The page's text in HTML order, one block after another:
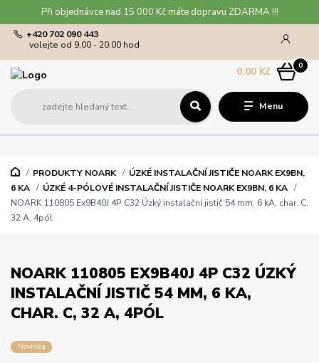
Při objednávce nad 15 000 Kč máte dopravu ZDARMA !!!
Menu
+420 702 090 443
volejte od 9,00 - 20,00 hod
0
0,00 Kč
PRODUKTY NOARK
ÚZKÉ INSTALAČNÍ JISTIČE NOARK EX9BN,
6 KA
ÚZKÉ 4-PÓLOVÉ INSTALAČNÍ JISTIČE NOARK EX9BN, 6 KA
NOARK 110805 Ex9B40J 4P C32 Úzký instalační jistič 54 mm, 6 kA, char. C,
32 A, 4pól
NOARK 110805 EX9B40J 4P C32 ÚZKÝ
INSTALAČNÍ JISTIČ 54 MM, 6 KA,
CHAR. C, 32 A, 4PÓL
Novinka